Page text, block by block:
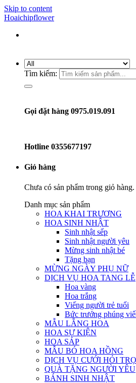
Skip to content
Hoaichipflower
Tìm kiếm:
Gọi đặt hàng 0975.019.091
Hotline 0355677197
Giỏ hàng
Chưa có sản phẩm trong giỏ hàng.
Danh mục sản phẩm
HOA KHAI TRƯƠNG
HOA SINH NHẬT
Sinh nhật sếp
Sinh nhật người yêu
Mừng sinh nhật bé
Tặng bạn
MỪNG NGÀY PHỤ NỮ
DỊCH VỤ HOA TANG LỄ
Hoa vàng
Hoa trắng
Viếng người trẻ tuổi
Bức trướng phúng
MẪU LẴNG HOA
HOA SỰ KIỆN
HOA SÁP
MẪU BÓ HOA HỒNG
DỊCH VỤ CƯỚI HỎI
QUÀ TẶNG NGƯỜI YÊU
BÁNH SINH NHẬT